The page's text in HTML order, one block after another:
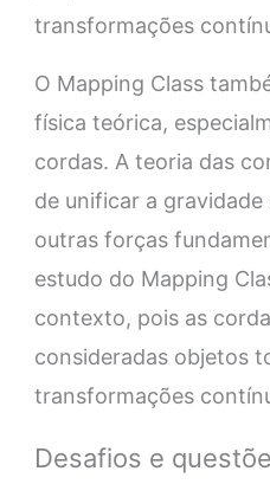
transformações
O Mapping Class
física teórica,
cordas. A teoria das
de unificar a
outras forças
estudo do Mapping
contexto, pois as
consideradas objetos
transformações
Desafios e